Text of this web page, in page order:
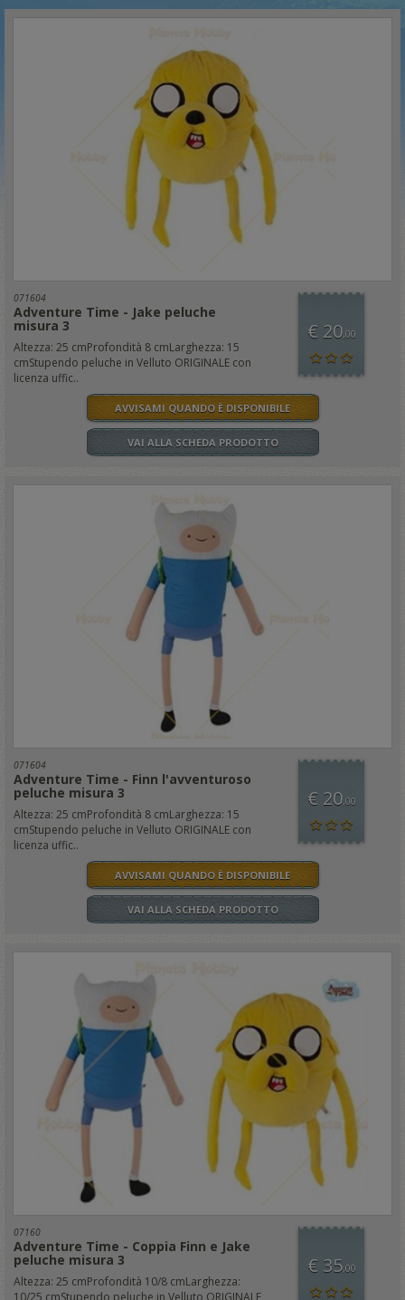
071604
Adventure Time - Jake peluche
misura 3
Altezza: 25 cmProfondità 8 cmLarghezza: 15
cmStupendo peluche in Velluto ORIGINALE con
licenza uffic..
€ 20,00
AVVISAMI QUANDO È DISPONIBILE
VAI ALLA SCHEDA PRODOTTO
071604
Adventure Time - Finn l'avventuroso
peluche misura 3
Altezza: 25 cmProfondità 8 cmLarghezza: 15
cmStupendo peluche in Velluto ORIGINALE con
licenza uffic..
€ 20,00
AVVISAMI QUANDO È DISPONIBILE
VAI ALLA SCHEDA PRODOTTO
07160
Adventure Time - Coppia Finn e Jake
peluche misura 3
Altezza: 25 cmProfondità 10/8 cmLarghezza:
10/25 cmStupendo peluche in Velluto ORIGINALE
€ 35,00